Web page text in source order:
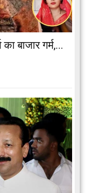
बाजार गर्म,...